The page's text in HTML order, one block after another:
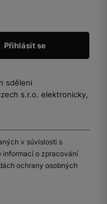
sdělení
s.r.o. elektronicky,
v súvislosti s
informací o zpracování
ochrany osobných